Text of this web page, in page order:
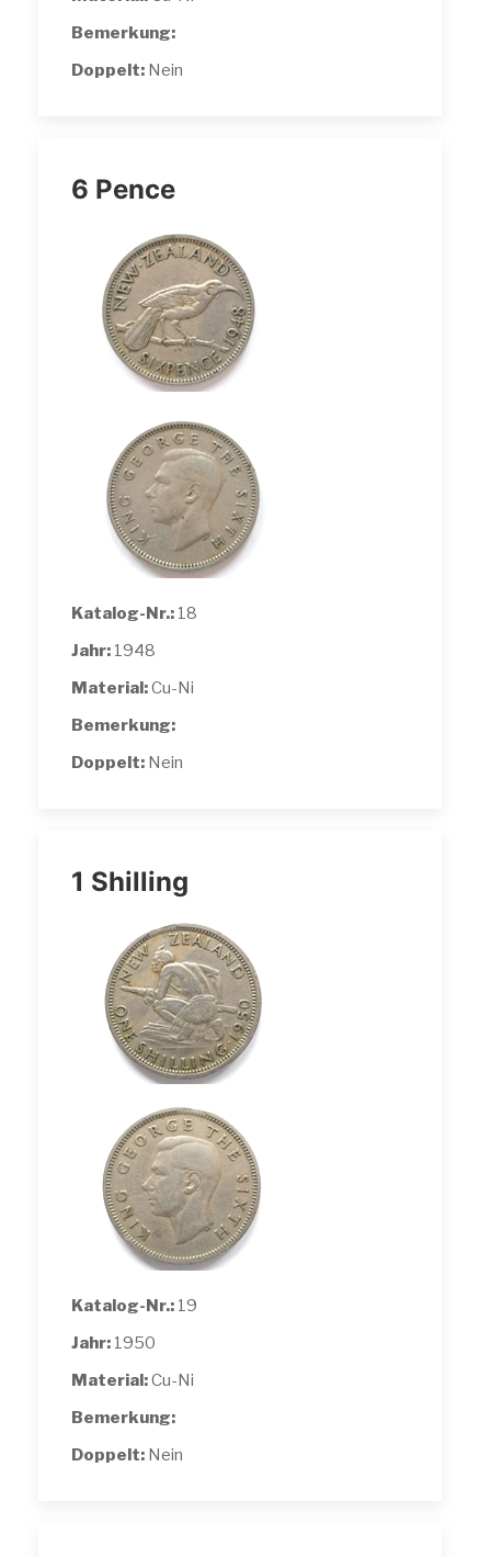
Bemerkung:
Doppelt: Nein
6 Pence
Katalog-Nr.: 18
Jahr: 1948
Material:Cu-Ni
Bemerkung:
Doppelt: Nein
1 Shilling
Katalog-Nr.: 19
Jahr: 1950
Material:Cu-Ni
Bemerkung:
Doppelt: Nein